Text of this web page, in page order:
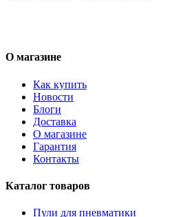
О магазине
Как купить
Новости
Блоги
Доставка
О магазине
Гарантия
Контакты
Каталог товаров
Пули для пневматики